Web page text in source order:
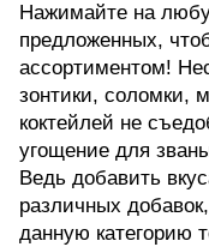
Нажимайте на
предложенных,
ассортиментом!
зонтики, соломки,
коктейлей не
угощение для
Ведь добавить
различных
данную категорию